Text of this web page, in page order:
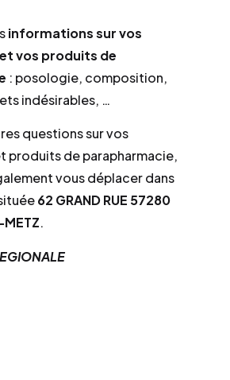
informations sur vos
vos produits de
: posologie, composition,
indésirables, …
questions sur vos
produits de parapharmacie,
vous déplacer dans
62 GRAND RUE 57280
METZ.